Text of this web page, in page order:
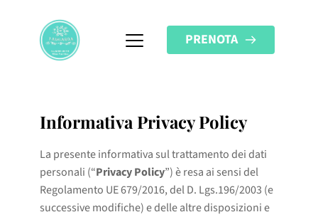
PRENOTA
Informativa Privacy Policy
La presente informativa sul trattamento dei dati
personali (“Privacy Policy”) è resa ai sensi del
Regolamento UE 679/2016, del D. Lgs.196/2003 (e
successive modifiche) e delle altre disposizioni e